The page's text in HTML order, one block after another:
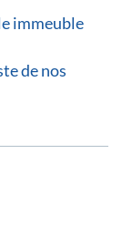
immeuble
de nos